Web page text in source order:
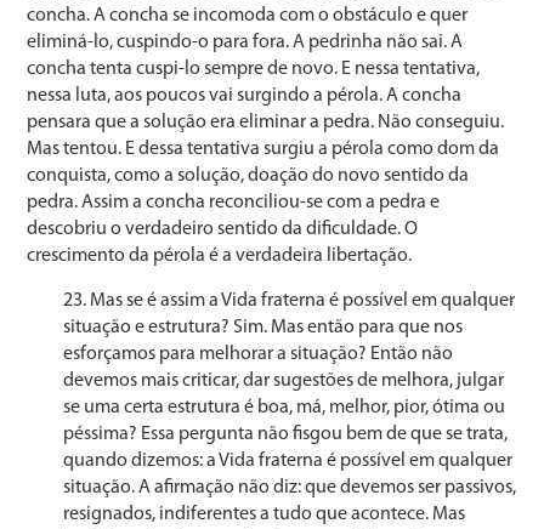
concha. A concha se incomoda com o obstáculo e quer
eliminá-lo, cuspindo-o para fora. A pedri­nha não sai. A
concha tenta cuspi-lo sempre de novo. E nessa tentativa,
nessa luta, aos poucos vai surgindo a pé­rola. A concha
pensara que a solução era eliminar a pe­dra. Não conseguiu.
Mas tentou. E dessa tentativa surgiu a pérola como dom da
conquista, como a solução, doa­ção do novo sentido da
pedra. Assim a concha recon­ciliou-se com a pedra e
descobriu o verdadeiro sentido da dificuldade. O
crescimento da pérola é a verdadeira libertação.
Mas se é assim a Vida fraterna é possível em qual­quer
situação e estrutura? Sim. Mas então para que nos
esforçamos para melhorar a situação? Então não
devemos mais criticar, dar sugestões de melhora, julgar
se uma cer­ta estrutura é boa, má, melhor, pior, ótima ou
péssima? Essa pergunta não fisgou bem de que se trata,
quando dizemos: a Vida fraterna é possível em qualquer
situação. A afirmação não diz: que devemos ser passivos,
resigna­dos, indiferentes a tudo que acontece. Mas